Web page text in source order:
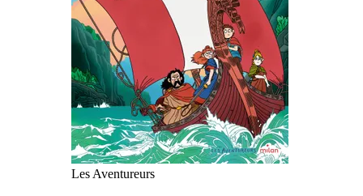
Les Aventureurs